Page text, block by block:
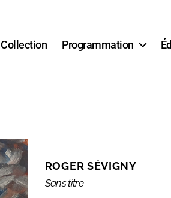
Collection Programmation
ROGER SÉVIGNY
Sans titre